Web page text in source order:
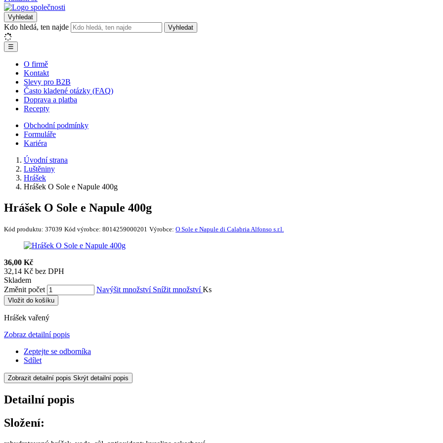
Vyhledat
Kdo hledá, ten najde Vyhledat
☰
O firmě
Kontakt
Slevy pro B2B
Často kladené otázky (FAQ)
Doprava a platba
Recepty
Obchodní podmínky
Formuláře
Kariéra
Úvodní strana
Luštěniny
Hrášek
Hrášek O Sole e Napule 400g
Hrášek O Sole e Napule 400g
Kód produktu: 37039 Kód výrobce: 8014259000201 Výrobce: O Sole e Napule di Calabria Alfonso s.r.l.
36,00 Kč
32,14 Kč bez DPH
Skladem
Změnit počet
Navýšit množství Snížit množstvíKs
Vložit do košíku
Hrášek vařený
Zobraz detailní popis
Zeptejte se odborníka
Sdílet
Zobrazit detailní popis Skrýt detailní popis
Detailní popis
Složení: